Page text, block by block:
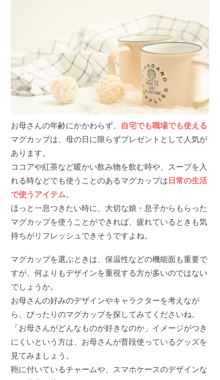
お母さんの年齢にかかわらず、 自宅でも職場でも使える
マグカップは、母の日に限らずプレゼントとして人気が
あります。
ココアや紅茶など暖かい飲み物を飲む時や、スープを入
れる時などでも使うことのあるマグカップは 日常の生活
で使うアイテム。
ほっと一息つきたい時に、大切な娘・息子からもらった
マグカップを使うことができれば、疲れているときも気
持ちがリフレッシュできそうですよね。
マグカップを選ぶときは、保温性などの機能面も重要で
すが、何よりもデザインを重視する方が多いのではない
でしょうか。
お母さんの好みのデザインやキャラクターを考えなが
ら、ぴったりのマグカップを探してみてくださいね。
「お母さんがどんなものが好きなのか」イメージがつき
にくいという方は、お母さんが普段使っているグッズを
見てみましょう。
鞄に付いているチャームや、スマホケースのデザインな